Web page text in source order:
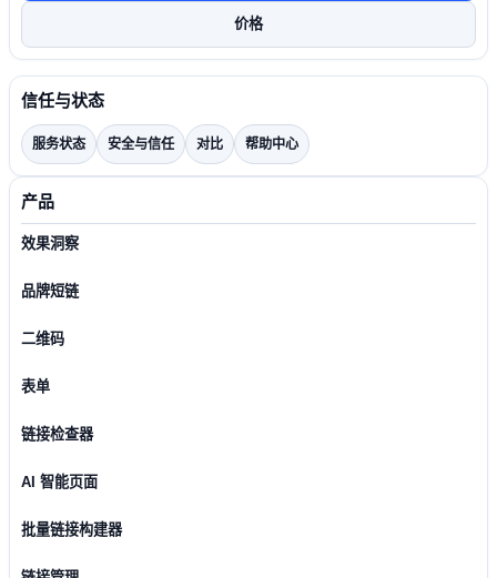
价格
信任与状态
服务状态 安全与信任 对比 帮助中心
产品
效果洞察
品牌短链
二维码
表单
链接检查器
AI 智能页面
批量链接构建器